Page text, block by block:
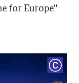
for Europe"